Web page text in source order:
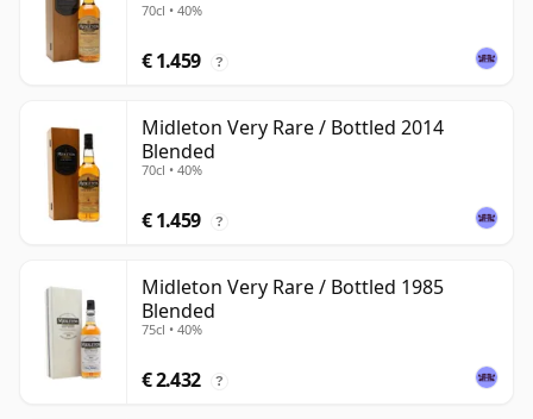
70cl • 40%
€ 1.459 ?
Midleton Very Rare / Bottled 2014
Blended
70cl • 40%
€ 1.459 ?
Midleton Very Rare / Bottled 1985
Blended
75cl • 40%
€ 2.432 ?